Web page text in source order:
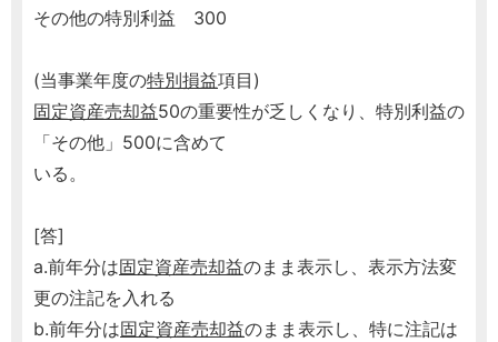
その他の特別利益 300
(当事業年度の特別損益項目)
固定資産売却益50の重要性が乏しくなり、特別利益の
「その他」500に含めて
いる。
[答]
a.前年分は固定資産売却益のまま表示し、表示方法変
更の注記を入れる
b.前年分は固定資産売却益のまま表示し、特に注記は